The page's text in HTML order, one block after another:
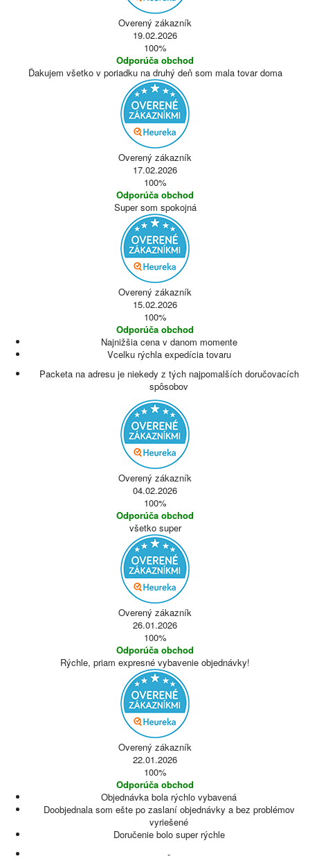
Overený zákazník
19.02.2026
100%
Odporúča obchod
Ďakujem všetko v poriadku na druhý deň som mala tovar doma
Overený zákazník
17.02.2026
100%
Odporúča obchod
Super som spokojná
Overený zákazník
15.02.2026
100%
Odporúča obchod
Najnižšia cena v danom momente
Vcelku rýchla expedícia tovaru
Packeta na adresu je niekedy z tých najpomalších doručovacích
spôsobov
Overený zákazník
04.02.2026
100%
Odporúča obchod
všetko super
Overený zákazník
26.01.2026
100%
Odporúča obchod
Rýchle, priam expresné vybavenie objednávky!
Overený zákazník
22.01.2026
100%
Odporúča obchod
Objednávka bola rýchlo vybavená
Doobjednala som ešte po zaslaní objednávky a bez problémov
vyriešené
Doručenie bolo super rýchle
-